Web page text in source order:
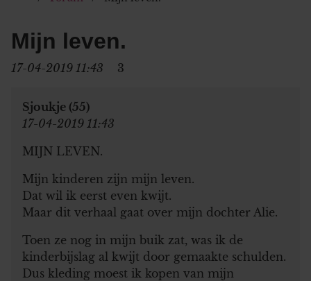
Mijn leven.
17-04-2019 11:43 3
Sjoukje (55)
17-04-2019 11:43
MIJN LEVEN.
Mijn kinderen zijn mijn leven.
Dat wil ik eerst even kwijt.
Maar dit verhaal gaat over mijn dochter Alie.
Toen ze nog in mijn buik zat, was ik de
kinderbijslag al kwijt door gemaakte schulden.
Dus kleding moest ik kopen van mijn